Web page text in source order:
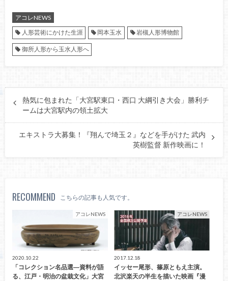
アコレNEWS
人形芸術にかけた生涯
岡本玉水 岩槻人形博物館
御所人形から玉水人形へ
熱気に包まれた「大宮駅東口・西口 大綱引き大会」勝利チ
ームは大宮駅内の領土拡大
エキストラ大募集！『翔んで埼玉２』などを手がけた 武内
英樹監督 新作映画に！
RECOMMEND こちらの記事も人気です。
アコレNEWS
2020.10.22
「コレクション名品選―資料が語
る、江戸・明治の盆栽文化」大宮
アコレNEWS
2017.12.18
イッセー尾形、篠原ともえ主演。
北沢楽天の半生を描いた映画『漫